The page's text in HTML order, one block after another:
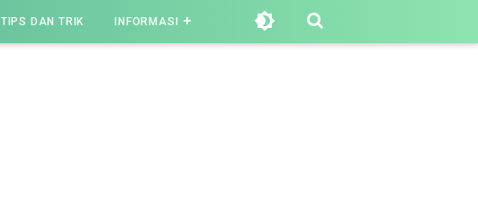
TIPS DAN TRIK INFORMASI